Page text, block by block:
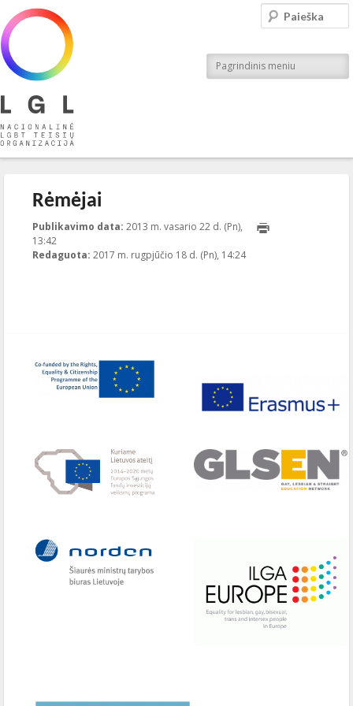
Nacionalinė LGBT teisių organizacija
Pagrindinis meniu
Paieška
Rėmėjai
Publikavimo data: 2013 m. vasario 22 d. (Pn),
13:42
Redaguota: 2017 m. rugpjūčio 18 d. (Pn), 14:24